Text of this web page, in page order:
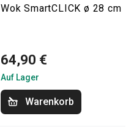
Wok SmartCLICK ø 28 cm
64,90 €
Auf Lager
Warenkorb